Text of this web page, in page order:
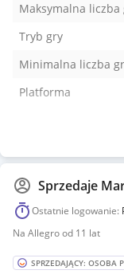
Maksymalna liczba
Tryb gry
Minimalna liczba
Platforma
Sprzedaje
Ostatnie logowanie:
Na Allegro od 11 lat
SPRZEDAJĄCY: OSOBA